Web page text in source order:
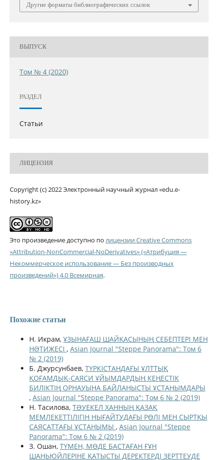
Другие форматы библиографических ссылок
ВЫПУСК
Том № 4 (2020)
РАЗДЕЛ
Статьи
ЛИЦЕНЗИЯ
Copyright (c) 2022 Электронный научный журнал «edu.e-
history.kz»
Это произведение доступно по лицензии Creative Commons
«Attribution-NonCommercial-NoDerivatives» («Атрибуция —
Некоммерческое использование — Без производных
произведений») 4.0 Всемирная.
Похожие статьи
Н. Икрам, ҰЗЫНAҒAШ ШAЙҚACЫНЫҢ СЕБЕПТЕРІ МЕН
НƏТИЖЕСІ , Asian Journal "Steppe Panorama": Том 6
№ 2 (2019)
Б. Джурсунбаев, ТҮРКІСТАНДАҒЫ ҰЛТТЫҚ
ҚОҒАМДЫҚ-САЯСИ ҰЙЫМДАРДЫҢ КЕҢЕСТІК
БИЛІКТІҢ ОРНАУЫНА БАЙЛАНЫСТЫ ҰСТАНЫМДАРЫ
, Asian Journal "Steppe Panorama": Том 6 № 2 (2019)
Н. Тасилова, ТƏУЕКЕЛ ХАННЫҢ ҚАЗАҚ
МЕМЛЕКЕТТІЛІГІН НЫҒАЙТУДАҒЫ РӨЛІ МЕН СЫРТҚЫ
САЯСАТТАҒЫ ҰСТАНЫМЫ , Asian Journal "Steppe
Panorama": Том 6 № 2 (2019)
З. Ошан, ТҮМЕН, МӨДЕ БАСТАҒАН ҒҰН
ШАНЬЮЙЛЕРІНЕ ҚАТЫСТЫ ДЕРЕКТЕРДІ ЗЕРТТЕУДЕ